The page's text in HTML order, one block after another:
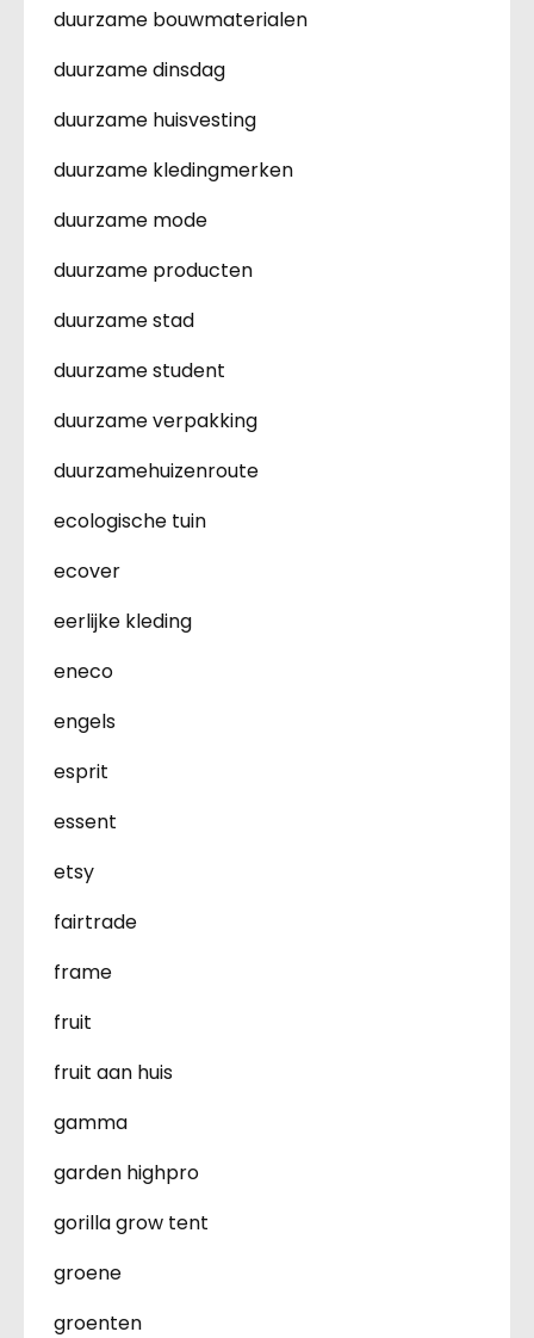
duurzame bouwmaterialen
duurzame dinsdag
duurzame huisvesting
duurzame kledingmerken
duurzame mode
duurzame producten
duurzame stad
duurzame student
duurzame verpakking
duurzamehuizenroute
ecologische tuin
ecover
eerlijke kleding
eneco
engels
esprit
essent
etsy
fairtrade
frame
fruit
fruit aan huis
gamma
garden highpro
gorilla grow tent
groene
groenten